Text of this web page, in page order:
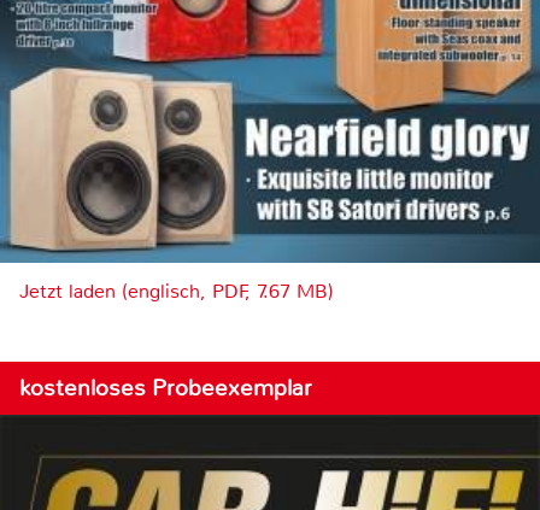
Jetzt laden (englisch, PDF, 7.67 MB)
kostenloses Probeexemplar